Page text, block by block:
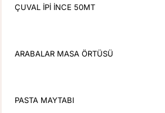
ÇUVAL İPİ İNCE 50MT
ARABALAR MASA ÖRTÜSÜ
PASTA MAYTABI